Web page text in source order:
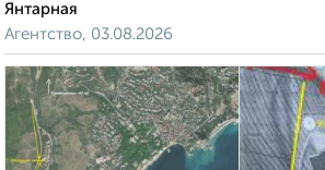
Янтарная
Агентство, 03.08.2026